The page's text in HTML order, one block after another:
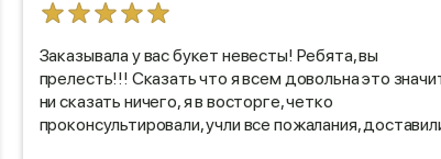
Заказывала у вас букет невесты! Ребята, вы
прелесть!!! Сказать что я всем довольна это
ни сказать ничего, я в восторге, четко
проконсультировали, учли все пожалания,